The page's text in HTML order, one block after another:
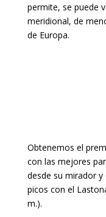
permite, se puede
meridional, de
de Europa.
Obtenemos el
con las mejores
desde su mirador
picos con el
m.).